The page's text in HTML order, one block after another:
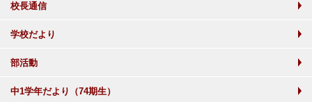
校長通信
学校だより
部活動
中1学年だより（74期生）